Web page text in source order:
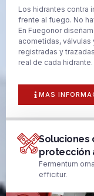
Los hidrantes contra
frente al fuego. No
En Fuegonor
acometidas,
registradas y
real de cada hidrante.
MAS
Soluciones
protección
Fermentum
efficitur.